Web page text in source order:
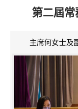
第二屆
主席何女士及